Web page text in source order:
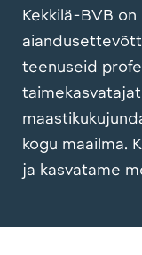
Kekkilä-BVB
teenuseid
kogu maailma.
ja kasvatame